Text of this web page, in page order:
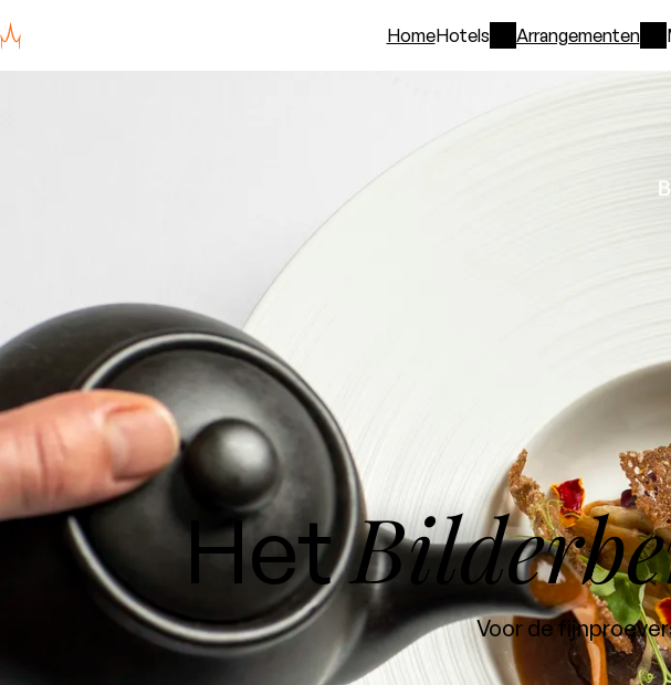
HomeHotels Arrangementen
Het
Voor de